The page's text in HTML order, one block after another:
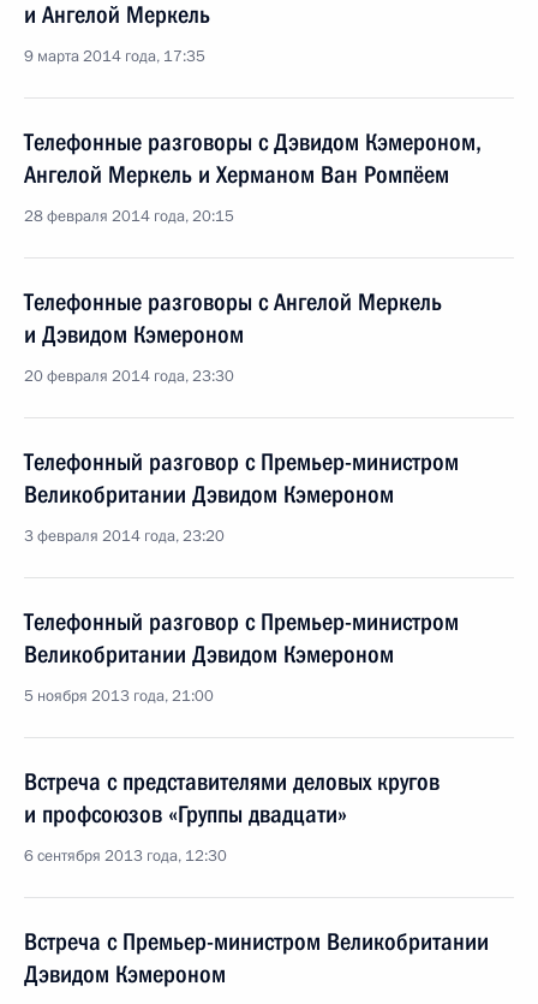
и Ангелой Меркель
9 марта 2014 года, 17:35
Телефонные разговоры с Дэвидом Кэмероном,
Ангелой Меркель и Херманом Ван Ромпёем
28 февраля 2014 года, 20:15
Телефонные разговоры с Ангелой Меркель
и Дэвидом Кэмероном
20 февраля 2014 года, 23:30
Телефонный разговор с Премьер-министром
Великобритании Дэвидом Кэмероном
3 февраля 2014 года, 23:20
Телефонный разговор с Премьер-министром
Великобритании Дэвидом Кэмероном
5 ноября 2013 года, 21:00
Встреча с представителями деловых кругов
и профсоюзов «Группы двадцати»
6 сентября 2013 года, 12:30
Встреча с Премьер-министром Великобритании
Дэвидом Кэмероном